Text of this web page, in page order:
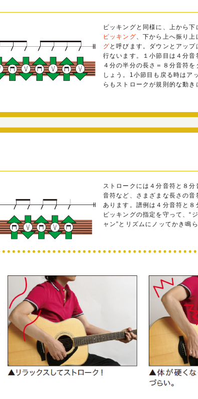
ピッキングと同様に、上から下
ピッキング、下から上へ振り上
グ と呼びます。ダウンとアッ
行ないます。１小節目は４分
４分の半分の長さ＝８分音符
しょう。1小節目も戻る時はア
らもストロークが規則的な動き
ストロークには４分音符と８
音符など、さまざまな長さの
あります。譜例は４分音符と８
ピッキングの指定を守って、“
ャン”とリズムにノッてかき鳴